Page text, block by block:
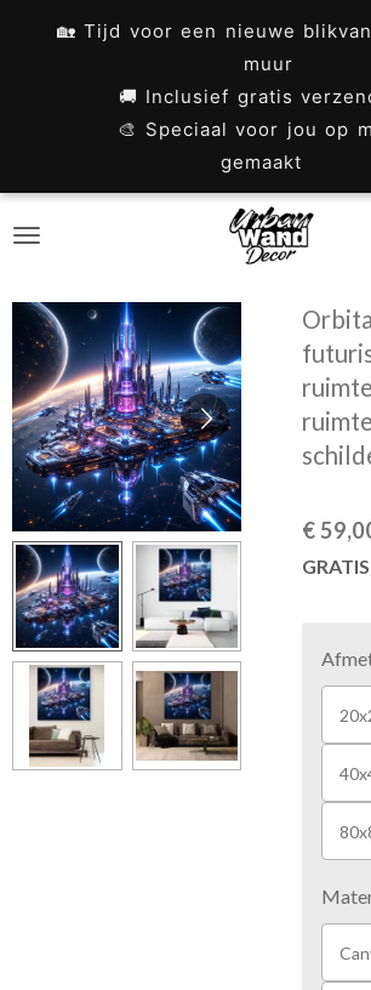
🏡 Tijd voor een nieuwe
muur
🚚 Inclusief gratis
🎨 Speciaal voor jou op
gemaakt
€